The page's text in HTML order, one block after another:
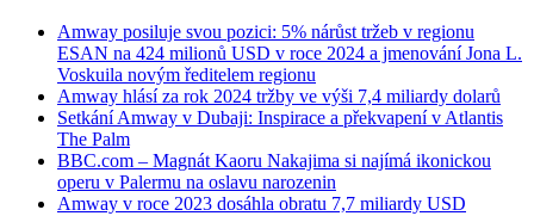
Amway posiluje svou pozici: 5% nárůst tržeb v regionu
ESAN na 424 milionů USD v roce 2024 a jmenování Jona L.
Voskuila novým ředitelem regionu
Amway hlásí za rok 2024 tržby ve výši 7,4 miliardy dolarů
Setkání Amway v Dubaji: Inspirace a překvapení v Atlantis
The Palm
BBC.com – Magnát Kaoru Nakajima si najímá ikonickou
operu v Palermu na oslavu narozenin
Amway v roce 2023 dosáhla obratu 7,7 miliardy USD